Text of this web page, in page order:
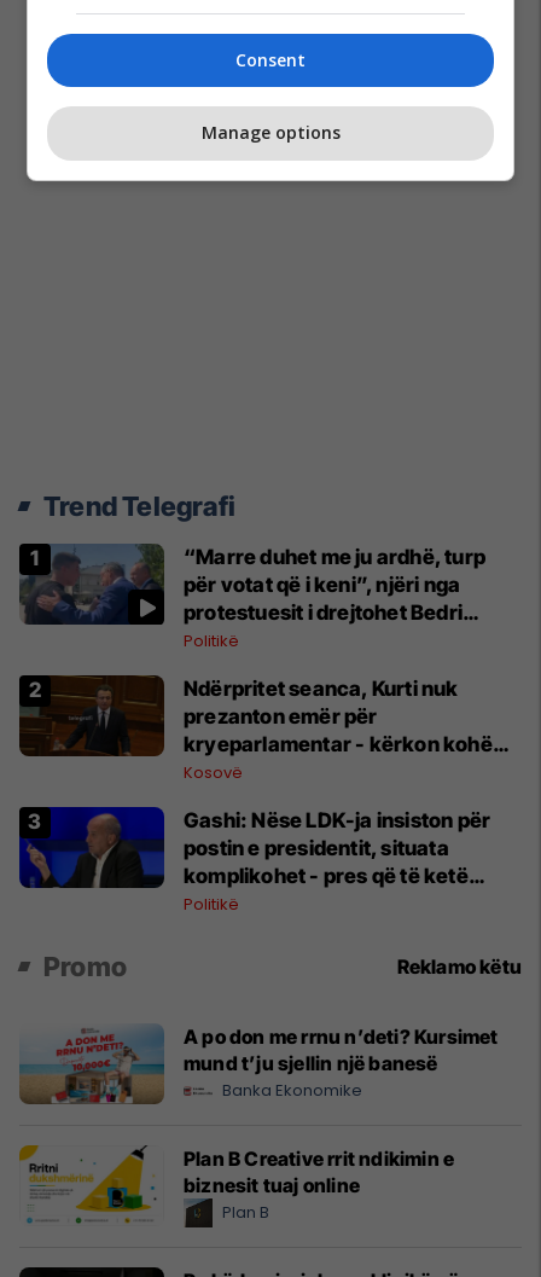
Trend Telegrafi
“Marre duhet me ju ardhë, turp
për votat që i keni”, njëri nga
protestuesit i drejtohet Bedri
Hamzës
Politikë
Ndërpritet seanca, Kurti nuk
prezanton emër për
kryeparlamentar - kërkon kohë
shtesë për marrëveshje politike
Kosovë
Gashi: Nëse LDK-ja insiston për
postin e presidentit, situata
komplikohet - pres që të ketë
lëshim
Politikë
Promo Reklamo këtu
A po don me rrnu n’deti? Kursimet
mund t’ju sjellin një banesë
Banka Ekonomike
Plan B Creative rrit ndikimin e
biznesit tuaj online
Plan B
Consent
Manage options